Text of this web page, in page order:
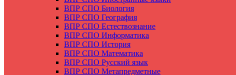
ВПР СПО Биология
ВПР СПО География
ВПР СПО Естествознание
ВПР СПО Информатика
ВПР СПО История
ВПР СПО Математика
ВПР СПО Русский язык
ВПР СПО Метапредметные